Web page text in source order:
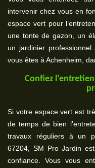
intervenir chez vous en
espace vert pour
une tonte de gazon, un
un jardinier
vous êtes à Achenheim,
Confiez
Si votre espace vert est
de temps de bien
travaux réguliers à un
67204, SM Pro Jardin
confiance. Vous vous